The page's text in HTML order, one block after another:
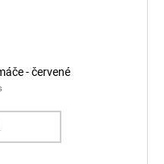
- červené